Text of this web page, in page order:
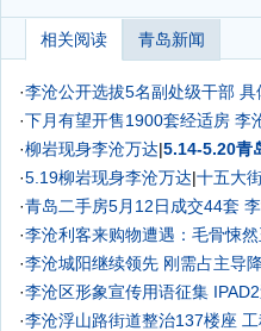
相关阅读 青岛新闻
·李沧公开选拔5名副处级干部
·下月有望开售1900套经适房 李
·柳岩现身李沧万达|5.14-5.20青
·5.19柳岩现身李沧万达|十五大
·青岛二手房5月12日成交44套
·李沧利客来购物遭遇：毛骨悚
·李沧城阳继续领先 刚需占主导
·李沧区形象宣传用语征集
·李沧浮山路街道整治137楼座